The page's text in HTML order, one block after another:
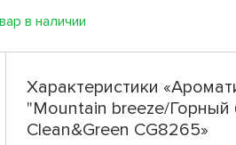
в наличии
Характеристики
"Mountain breeze/Горный
Clean&Green CG8265»